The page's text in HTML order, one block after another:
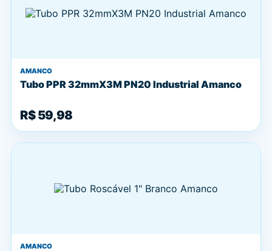
AMANCO
Tubo PPR 32mmX3M PN20 Industrial Amanco
R$ 59,98
AMANCO